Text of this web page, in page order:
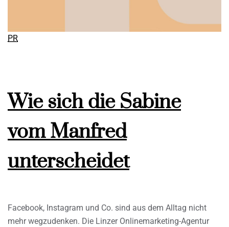
PR
Wie sich die Sabine
vom Manfred
unterscheidet
Facebook, Instagram und Co. sind aus dem Alltag nicht
mehr wegzudenken. Die Linzer Onlinemarketing-Agentur